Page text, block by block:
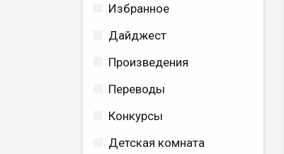
Избранное
Дайджест
Произведения
Переводы
Конкурсы
Детская комната